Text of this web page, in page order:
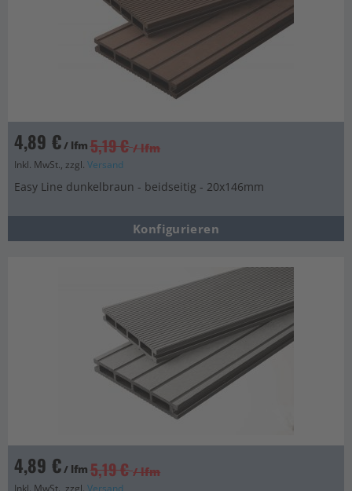
4,89 €/ lfm 5,19 € / lfm
Inkl. MwSt., zzgl. Versand
Easy Line dunkelbraun - beidseitig - 20x146mm
Konfigurieren
4,89 €/ lfm 5,19 € / lfm